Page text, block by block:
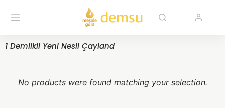
1 Demlikli Yeni Nesil Çayland
No products were found matching your selection.